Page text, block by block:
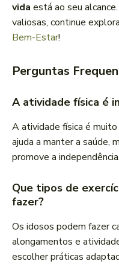
vida está ao seu
valiosas, continue
Bem-Estar!
Perguntas
A atividade física é
A atividade física é
ajuda a manter a saúde,
promove a independência.
Que tipos de
fazer?
Os idosos podem fazer
alongamentos e
escolher práticas